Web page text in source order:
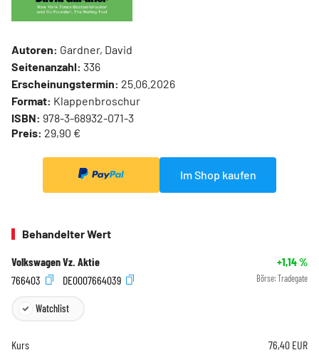
Autoren: Gardner, David
Seitenanzahl: 336
Erscheinungstermin: 25.06.2026
Format: Klappenbroschur
ISBN: 978-3-68932-071-3
Preis: 29,90 €
Im Shop kaufen
Behandelter Wert
Volkswagen Vz. Aktie +1,14%
766403
DE0007664039 Börse: Tradegate
Watchlist
Kurs 76,40 EUR